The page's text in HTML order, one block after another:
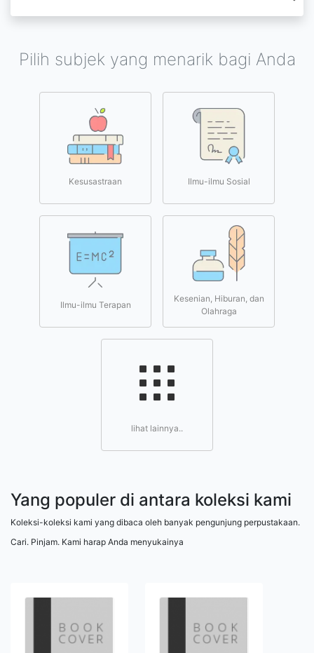
Pilih subjek yang menarik bagi Anda
Kesusastraan Ilmu-ilmu Sosial
Ilmu-ilmu Terapan
Kesenian, Hiburan, dan
Olahraga
lihat lainnya..
Yang populer di antara koleksi kami
Koleksi-koleksi kami yang dibaca oleh banyak pengunjung perpustakaan.
Cari. Pinjam. Kami harap Anda menyukainya